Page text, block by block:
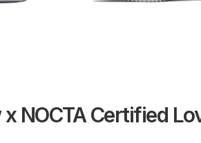
x NOCTA Certified